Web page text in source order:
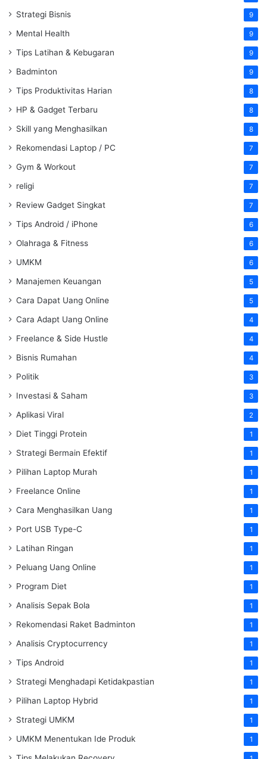
Strategi Bisnis 9
Mental Health 9
Tips Latihan & Kebugaran 9
Badminton 9
Tips Produktivitas Harian 8
HP & Gadget Terbaru 8
Skill yang Menghasilkan 8
Rekomendasi Laptop / PC 7
Gym & Workout 7
religi 7
Review Gadget Singkat 7
Tips Android / iPhone 6
Olahraga & Fitness 6
UMKM 6
Manajemen Keuangan 5
Cara Dapat Uang Online 5
Cara Adapt Uang Online 4
Freelance & Side Hustle 4
Bisnis Rumahan 4
Politik 3
Investasi & Saham 3
Aplikasi Viral 2
Diet Tinggi Protein 1
Strategi Bermain Efektif 1
Pilihan Laptop Murah 1
Freelance Online 1
Cara Menghasilkan Uang 1
Port USB Type-C 1
Latihan Ringan 1
Peluang Uang Online 1
Program Diet 1
Analisis Sepak Bola 1
Rekomendasi Raket Badminton 1
Analisis Cryptocurrency 1
Tips Android 1
Strategi Menghadapi Ketidakpastian 1
Pilihan Laptop Hybrid 1
Strategi UMKM 1
UMKM Menentukan Ide Produk 1